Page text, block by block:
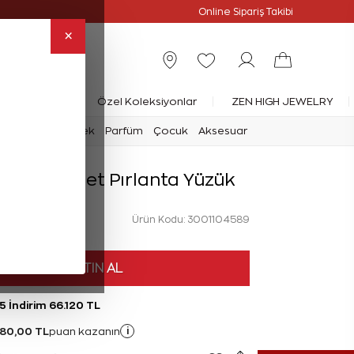
×
Online Sipariş Takibi
Yüzük Özel Koleksiyonlar ZEN HIGH JEWELRY
Erkek Parfüm Çocuk Aksesuar
Kalp Baget Pırlanta Yüzük
Ürün Kodu: 3001104589
HEMEN SATIN AL
İndirim 66.120 TL
TL puan kazanın i